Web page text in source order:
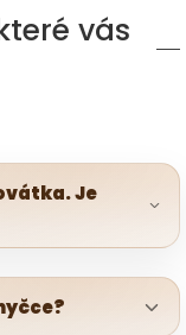
vás
Je